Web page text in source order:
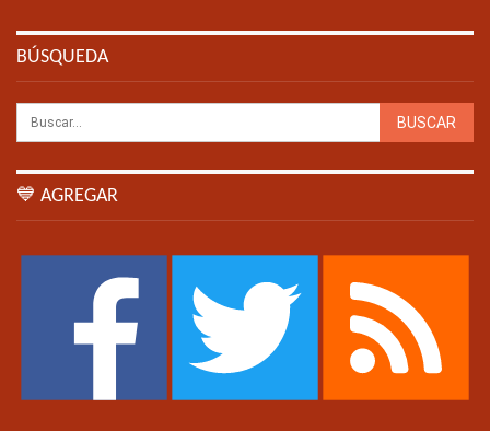
BÚSQUEDA
💙 AGREGAR